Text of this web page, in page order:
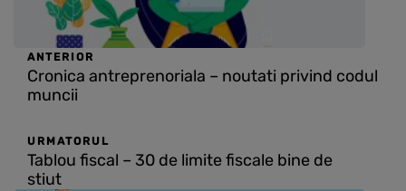
ANTERIOR
Cronica antreprenoriala – noutati privind codul
muncii
URMATORUL
Tablou fiscal – 30 de limite fiscale bine de
stiut